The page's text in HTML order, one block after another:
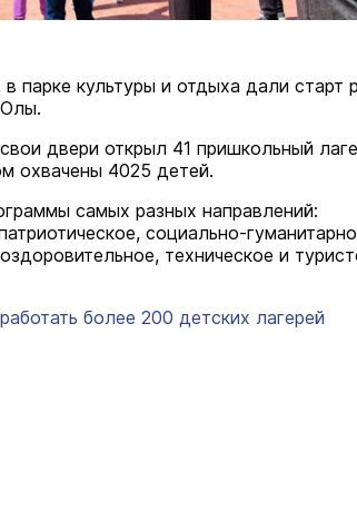
парке культуры и отдыха дали старт
двери открыл 41 пришкольный
охвачены 4025 детей.
самых разных направлений:
социально-
техническое и
более 200 детских лагерей